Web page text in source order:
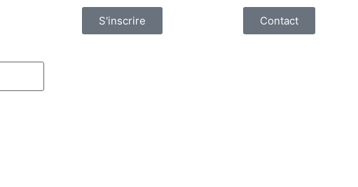
S'inscrire Contact